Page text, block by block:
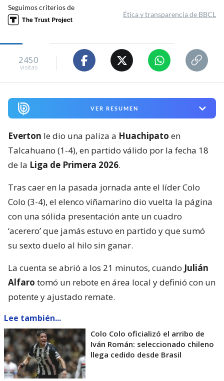
Seguimos criterios de
Ética y transparencia de BBCL
2450
visitas
VER RESUMEN
Everton le dio una paliza a Huachipato en
Talcahuano (1-4), en partido válido por la fecha 18
de la Liga de Primera 2026.
Tras caer en la pasada jornada ante el líder Colo
Colo (3-4), el elenco viñamarino dio vuelta la página
con una sólida presentación ante un cuadro
‘acerero’ que jamás estuvo en partido y que sumó
su sexto duelo al hilo sin ganar.
La cuenta se abrió a los 21 minutos, cuando Julián
Alfaro tomó un rebote en área local y definió con un
potente y ajustado remate.
Lee también...
Colo Colo oficializó el arribo de
Iván Román: seleccionado chileno
llega cedido desde Brasil